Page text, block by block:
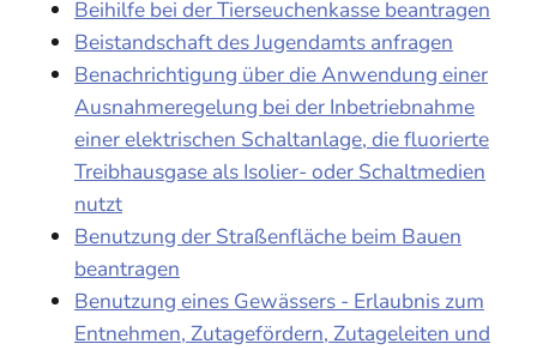
Beihilfe bei der Tierseuchenkasse beantragen
Beistandschaft des Jugendamts anfragen
Benachrichtigung über die Anwendung einer
Ausnahmeregelung bei der Inbetriebnahme
einer elektrischen Schaltanlage, die fluorierte
Treibhausgase als Isolier- oder Schaltmedien
nutzt
Benutzung der Straßenfläche beim Bauen
beantragen
Benutzung eines Gewässers - Erlaubnis zum
Entnehmen, Zutagefördern, Zutageleiten und